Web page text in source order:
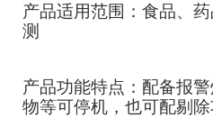
产品适用范围：食品、
测
产品功能特点：配备报
物等可停机，也可配剔